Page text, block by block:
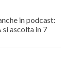
in podcast:
si ascolta in 7